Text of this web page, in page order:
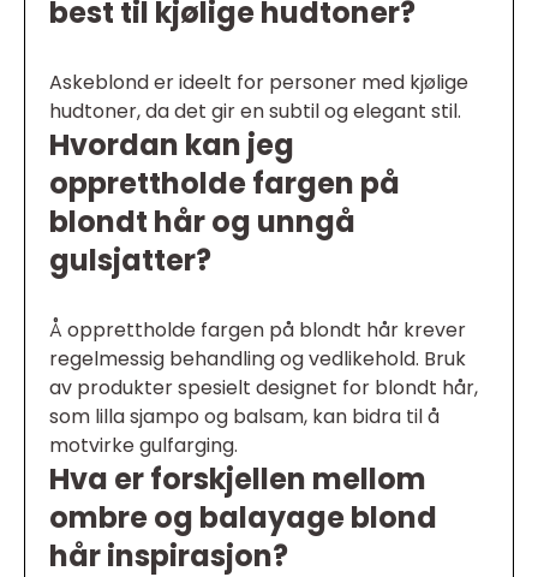
best til kjølige hudtoner?
Askeblond er ideelt for personer med kjølige
hudtoner, da det gir en subtil og elegant stil.
Hvordan kan jeg
opprettholde fargen på
blondt hår og unngå
gulsjatter?
Å opprettholde fargen på blondt hår krever
regelmessig behandling og vedlikehold. Bruk
av produkter spesielt designet for blondt hår,
som lilla sjampo og balsam, kan bidra til å
motvirke gulfarging.
Hva er forskjellen mellom
ombre og balayage blond
hår inspirasjon?